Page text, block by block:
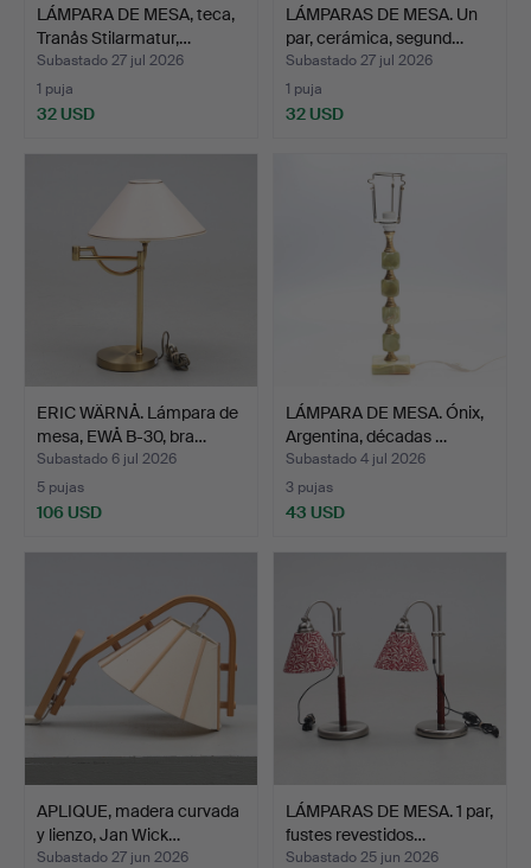
LÁMPARA DE MESA, teca,
Tranås Stilarmatur,…
Subastado 27 jul 2026
1 puja
32 USD
LÁMPARAS DE MESA. Un
par, cerámica, segund…
Subastado 27 jul 2026
1 puja
32 USD
ERIC WÄRNÅ. Lámpara de
mesa, EWÅ B-30, bra…
Subastado 6 jul 2026
5 pujas
106 USD
LÁMPARA DE MESA. Ónix,
Argentina, décadas …
Subastado 4 jul 2026
3 pujas
43 USD
APLIQUE, madera curvada
y lienzo, Jan Wick…
Subastado 27 jun 2026
LÁMPARAS DE MESA. 1 par,
fustes revestidos…
Subastado 25 jun 2026